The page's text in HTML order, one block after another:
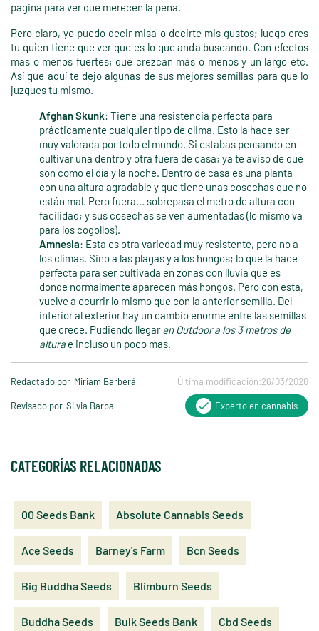
pagina para ver que merecen la pena.
Pero claro, yo puedo decir misa o decirte mis gustos; luego eres
tu quien tiene que ver que es lo que anda buscando. Con efectos
mas o menos fuertes; que crezcan más o menos y un largo etc.
Así que aquí te dejo algunas de sus mejores semillas para que lo
juzgues tu mismo.
Afghan Skunk: Tiene una resistencia perfecta para
prácticamente cualquier tipo de clima. Esto la hace ser
muy valorada por todo el mundo. Si estabas pensando en
cultivar una dentro y otra fuera de casa; ya te aviso de que
son como el día y la noche. Dentro de casa es una planta
con una altura agradable y que tiene unas cosechas que no
están mal. Pero fuera... sobrepasa el metro de altura con
facilidad; y sus cosechas se ven aumentadas (lo mismo va
para los cogollos).
Amnesia: Esta es otra variedad muy resistente, pero no a
los climas. Sino a las plagas y a los hongos; lo que la hace
perfecta para ser cultivada en zonas con lluvia que es
donde normalmente aparecen más hongos. Pero con esta,
vuelve a ocurrir lo mismo que con la anterior semilla. Del
interior al exterior hay un cambio enorme entre las semillas
que crece. Pudiendo llegaren Outdoor a los 3 metros de
altura e incluso un poco mas.
Redactado por Miriam Barberá Última modificación:26/03/2020
Revisado por Silvia Barba Experto en cannabis
CATEGORÍAS RELACIONADAS
00 Seeds Bank Absolute Cannabis Seeds
Ace Seeds Barney's Farm Bcn Seeds
Big Buddha Seeds Blimburn Seeds
Buddha Seeds Bulk Seeds Bank Cbd Seeds